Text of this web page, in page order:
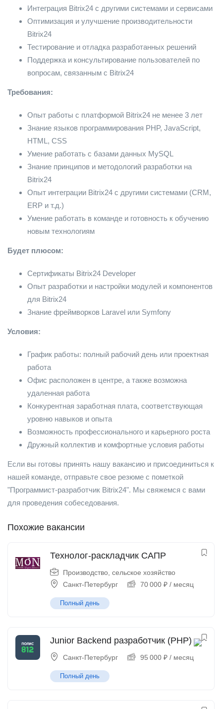
Интеграция Bitrix24 с другими системами и сервисами
Оптимизация и улучшение производительности
Bitrix24
Тестирование и отладка разработанных решений
Поддержка и консультирование пользователей по
вопросам, связанным с Bitrix24
Требования:
Опыт работы с платформой Bitrix24 не менее 3 лет
Знание языков программирования PHP, JavaScript,
HTML, CSS
Умение работать с базами данных MySQL
Знание принципов и методологий разработки на
Bitrix24
Опыт интеграции Bitrix24 с другими системами (CRM,
ERP и т.д.)
Умение работать в команде и готовность к обучению
новым технологиям
Будет плюсом:
Сертификаты Bitrix24 Developer
Опыт разработки и настройки модулей и компонентов
для Bitrix24
Знание фреймворков Laravel или Symfony
Условия:
График работы: полный рабочий день или проектная
работа
Офис расположен в центре, а также возможна
удаленная работа
Конкурентная заработная плата, соответствующая
уровню навыков и опыта
Возможность профессионального и карьерного роста
Дружный коллектив и комфортные условия работы
Если вы готовы принять нашу вакансию и присоединиться к
нашей команде, отправьте свое резюме с пометкой
"Программист-разработчик Bitrix24". Мы свяжемся с вами
для проведения собеседования.
Похожие вакансии
Технолог-раскладчик САПР
Производство, сельское хозяйство
Санкт-Петербург
70 000 ₽ / месяц
Полный день
Junior Backend разработчик (PHP)
Санкт-Петербург 95 000 ₽ / месяц
Полный день